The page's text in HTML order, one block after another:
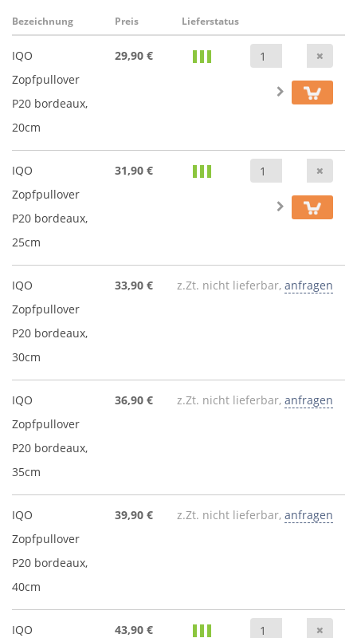
Bezeichnung Preis Lieferstatus
IQO
Zopfpullover
P20 bordeaux,
20cm
29,90 €
IQO
Zopfpullover
P20 bordeaux,
25cm
31,90 €
IQO
Zopfpullover
P20 bordeaux,
30cm
33,90 € z.Zt. nicht lieferbar, anfragen
IQO
Zopfpullover
P20 bordeaux,
35cm
36,90 € z.Zt. nicht lieferbar, anfragen
IQO
Zopfpullover
P20 bordeaux,
40cm
39,90 € z.Zt. nicht lieferbar, anfragen
IQO
43,90 €